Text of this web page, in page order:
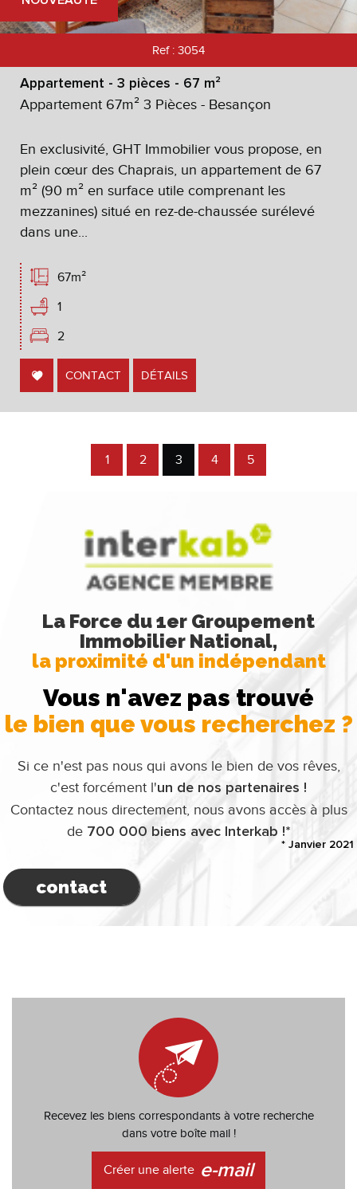
Ref : 3054
Appartement - 3 pièces - 67 m²
Appartement 67m² 3 Pièces - Besançon
En exclusivité, GHT Immobilier vous propose, en
plein cœur des Chaprais, un appartement de 67
m² (90 m² en surface utile comprenant les
mezzanines) situé en rez-de-chaussée surélevé
dans une...
67m²
1
2
CONTACT DÉTAILS
1 2 3 4 5
La Force du 1er Groupement
Immobilier National,
la proximité d'un indépendant
Vous n'avez pas trouvé
le bien que vous recherchez ?
Si ce n'est pas nous qui avons le bien de vos rêves,
c'est forcément l'un de nos partenaires !
Contactez nous directement, nous avons accès à plus
de 700 000 biens avec Interkab !*
contact
* Janvier 2021
Recevez les biens correspondants à votre recherche
dans votre boîte mail !
Créer une alerte e-mail